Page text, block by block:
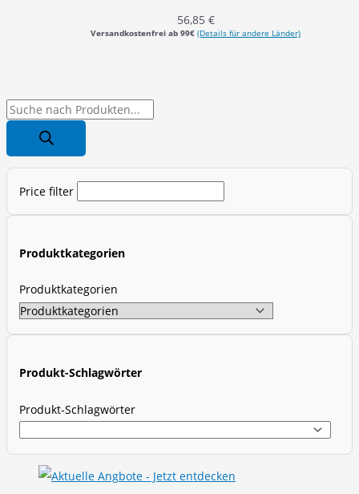
P
o
d
c
Price filter
Produktkategorien
Produktkategorien
Produkt-Schlagwörter
Produkt-Schlagwörter
56,85 €
Versandkostenfrei ab 99€ (Details für andere Länder)